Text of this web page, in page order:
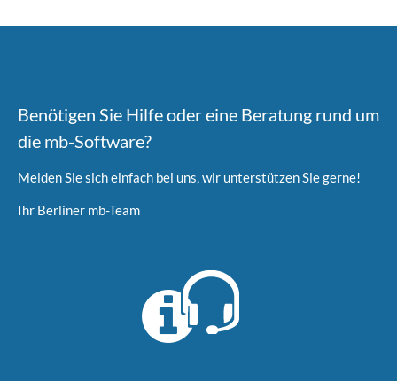
Benötigen Sie Hilfe oder eine Beratung rund um
die mb-Software?
Melden Sie sich einfach bei uns, wir unterstützen Sie gerne!
Ihr Berliner mb-Team